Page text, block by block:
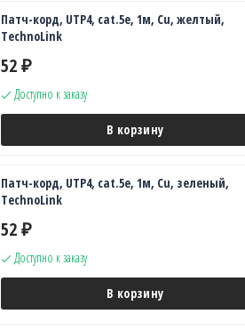
Патч-корд, UTP4, cat.5e, 1м, Сu, желтый,
TechnoLink
52 ₽
Доступно к заказу
В корзину
Патч-корд, UTP4, cat.5e, 1м, Сu, зеленый,
TechnoLink
52 ₽
Доступно к заказу
В корзину